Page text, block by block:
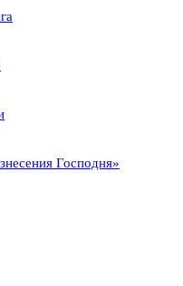
Господня»